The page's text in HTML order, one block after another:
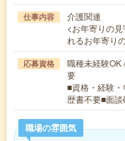
仕事内容
介護関連
<お年寄りの
れるお年寄り
応募資格
職種未経験OK
要
■資格・経験
歴書不要■面
職場の雰囲気